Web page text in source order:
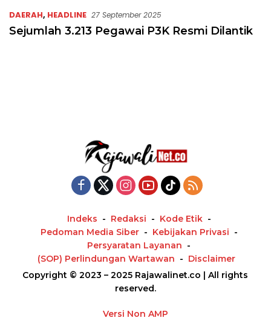
DAERAH, HEADLINE 27 September 2025
Sejumlah 3.213 Pegawai P3K Resmi Dilantik
Indeks Redaksi
Kode Etik
Pedoman Media Siber
Kebijakan Privasi
Persyaratan Layanan
(SOP) Perlindungan Wartawan
Disclaimer
Copyright © 2023 – 2025 Rajawalinet.co | All rights
reserved.
Versi Non AMP